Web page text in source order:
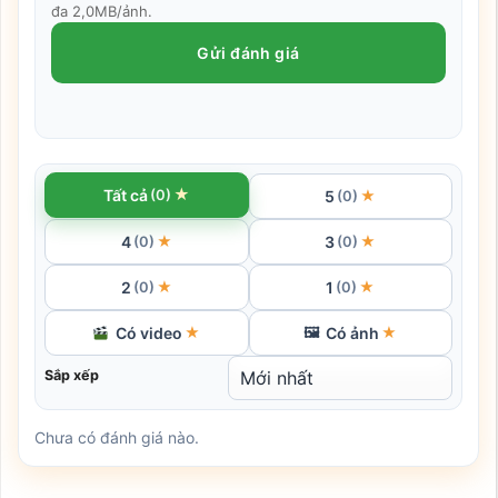
đa 2,0MB/ảnh.
Gửi đánh giá
Tất cả (0) ★ 5 (0) ★
4 (0) ★ 3 (0) ★
2 (0) ★ 1 (0) ★
Có video ★ 🖼 Có ảnh ★
Sắp xếp
Chưa có đánh giá nào.